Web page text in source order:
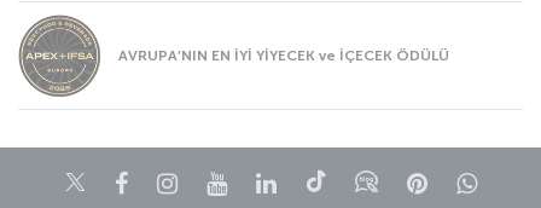
AVRUPA’NIN EN İYİ YİYECEK ve İÇECEK ÖDÜLÜ
TwitterFacebookInstagram
YoutubeLinkedIn
TiktokBlogPinterest